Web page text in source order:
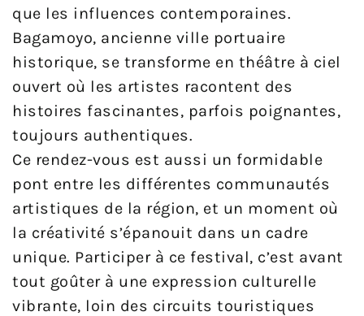
que les influences contemporaines.
Bagamoyo, ancienne ville portuaire
historique, se transforme en théâtre à ciel
ouvert où les artistes racontent des
histoires fascinantes, parfois poignantes,
toujours authentiques.
Ce rendez-vous est aussi un formidable
pont entre les différentes communautés
artistiques de la région, et un moment où
la créativité s’épanouit dans un cadre
unique. Participer à ce festival, c’est avant
tout goûter à une expression culturelle
vibrante, loin des circuits touristiques